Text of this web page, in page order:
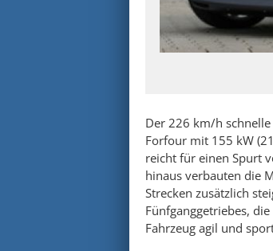
Der 226 km/h
Forfour mit 155 kW
reicht für einen Spurt
hinaus verbauten die
Strecken zusätzlich
Fünfganggetriebes,
Fahrzeug agil und